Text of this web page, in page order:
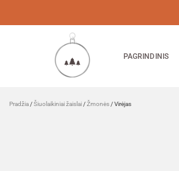
PAGRINDINIS
Pradžia /Šiuolaikiniai žaislai /Žmonės / Virėjas